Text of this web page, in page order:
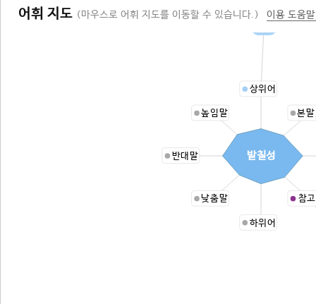
어휘 지도 (마우스로 어휘 지도를 이동할 수 있습니다.) 이용 도움
상위어
본
참
하위어
낮춤말
반대말
높임말
밭칠성